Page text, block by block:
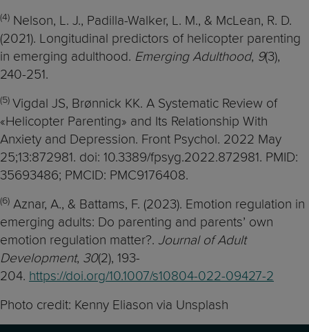
(4) Nelson, L. J., Padilla-Walker, L. M., & McLean, R. D.
(2021). Longitudinal predictors of helicopter parenting
in emerging adulthood. Emerging Adulthood, 9(3),
240-251.
(5) Vigdal JS, Brønnick KK. A Systematic Review of
«Helicopter Parenting» and Its Relationship With
Anxiety and Depression. Front Psychol. 2022 May
25;13:872981. doi: 10.3389/fpsyg.2022.872981. PMID:
35693486; PMCID: PMC9176408.
(6) Aznar, A., & Battams, F. (2023). Emotion regulation in
emerging adults: Do parenting and parents’ own
emotion regulation matter?. Journal of Adult
Development, 30(2), 193-
204. https://doi.org/10.1007/s10804-022-09427-2
Photo credit: Kenny Eliason via Unsplash